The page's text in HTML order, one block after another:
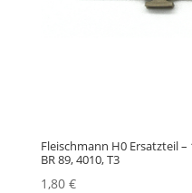
Fleischmann H0 Ersatzteil
BR 89, 4010, T3
1,80 €